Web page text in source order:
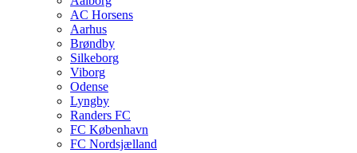
AC Horsens
Aarhus
Brøndby
Silkeborg
Viborg
Odense
Lyngby
Randers FC
FC København
FC Nordsjælland